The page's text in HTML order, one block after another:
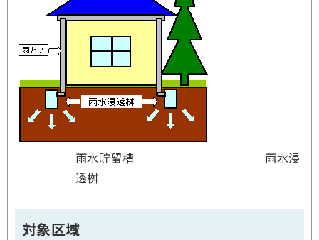
雨水貯留槽 雨水浸
透桝
対象区域